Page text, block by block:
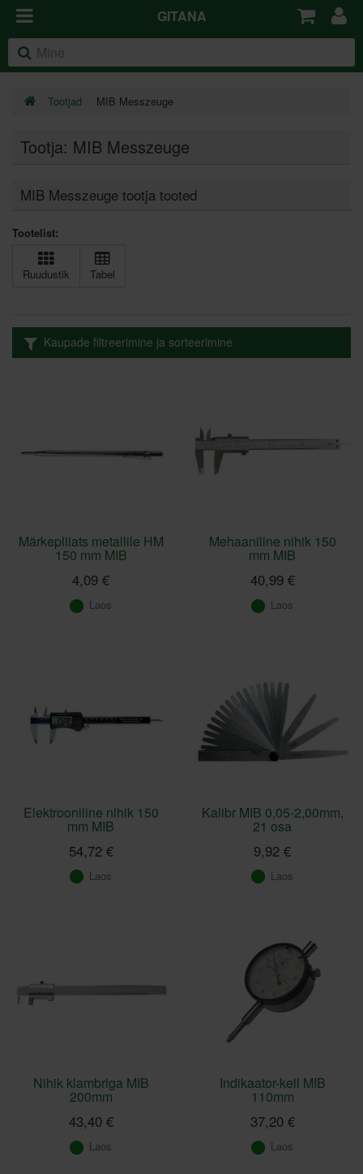
GITANA
Tootjad MIB Messzeuge
Tootja: MIB Messzeuge
MIB Messzeuge tootja tooted
Tootelist:
Ruudustik Tabel
Kaupade filtreerimine ja sorteerimine
Märkepliiats metallile HM
150 mm MIB
4,09 €
Laos
Mehaaniline nihik 150
mm MIB
40,99 €
Laos
Elektrooniline nihik 150
mm MIB
54,72 €
Laos
Kalibr MIB 0,05-2,00mm,
21 osa
9,92 €
Laos
Nihik klambriga MIB
200mm
43,40 €
Laos
Indikaator-kell MIB
110mm
37,20 €
Laos